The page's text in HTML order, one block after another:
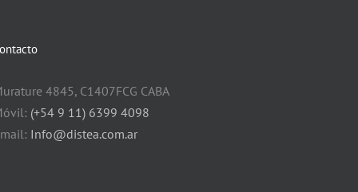
4845, C1407FCG CABA
(+54 9 11) 6399 4098
Info@distea.com.ar